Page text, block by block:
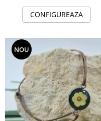
CONFIGUREAZA
NOU